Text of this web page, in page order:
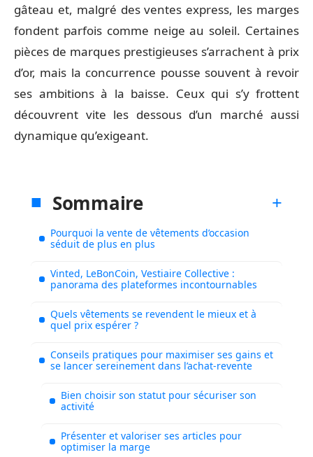
gâteau et, malgré des ventes express, les marges
fondent parfois comme neige au soleil. Certaines
pièces de marques prestigieuses s’arrachent à prix
d’or, mais la concurrence pousse souvent à revoir
ses ambitions à la baisse. Ceux qui s’y frottent
découvrent vite les dessous d’un marché aussi
dynamique qu’exigeant.
Sommaire
Pourquoi la vente de vêtements d’occasion
séduit de plus en plus
Vinted, LeBonCoin, Vestiaire Collective :
panorama des plateformes incontournables
Quels vêtements se revendent le mieux et à
quel prix espérer ?
Conseils pratiques pour maximiser ses gains et
se lancer sereinement dans l’achat-revente
Bien choisir son statut pour sécuriser son
activité
Présenter et valoriser ses articles pour
optimiser la marge